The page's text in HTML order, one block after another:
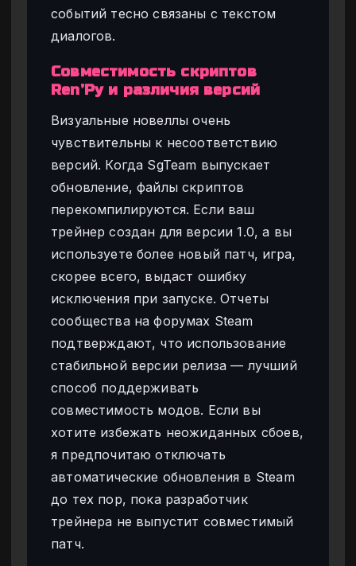
событий тесно связаны с текстом
диалогов.
Совместимость скриптов
Ren’Py и различия версий
Визуальные новеллы очень
чувствительны к несоответствию
версий. Когда SgTeam выпускает
обновление, файлы скриптов
перекомпилируются. Если ваш
трейнер создан для версии 1.0, а вы
используете более новый патч, игра,
скорее всего, выдаст ошибку
исключения при запуске. Отчеты
сообщества на форумах Steam
подтверждают, что использование
стабильной версии релиза — лучший
способ поддерживать
совместимость модов. Если вы
хотите избежать неожиданных сбоев,
я предпочитаю отключать
автоматические обновления в Steam
до тех пор, пока разработчик
трейнера не выпустит совместимый
патч.